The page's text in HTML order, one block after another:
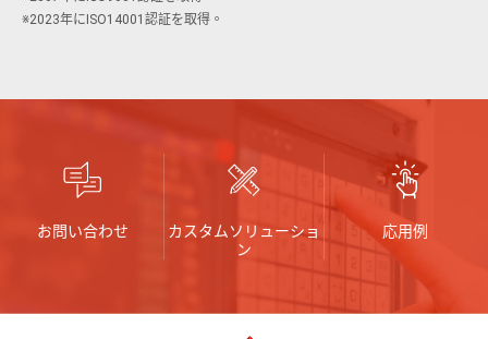
※2023年にISO14001認証を取得。
お問い合わせ
カスタムソリューショ
ン
応用例